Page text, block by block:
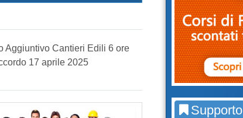
Aggiuntivo Cantieri Edili 6 ore
17 aprile 2025
Supporto